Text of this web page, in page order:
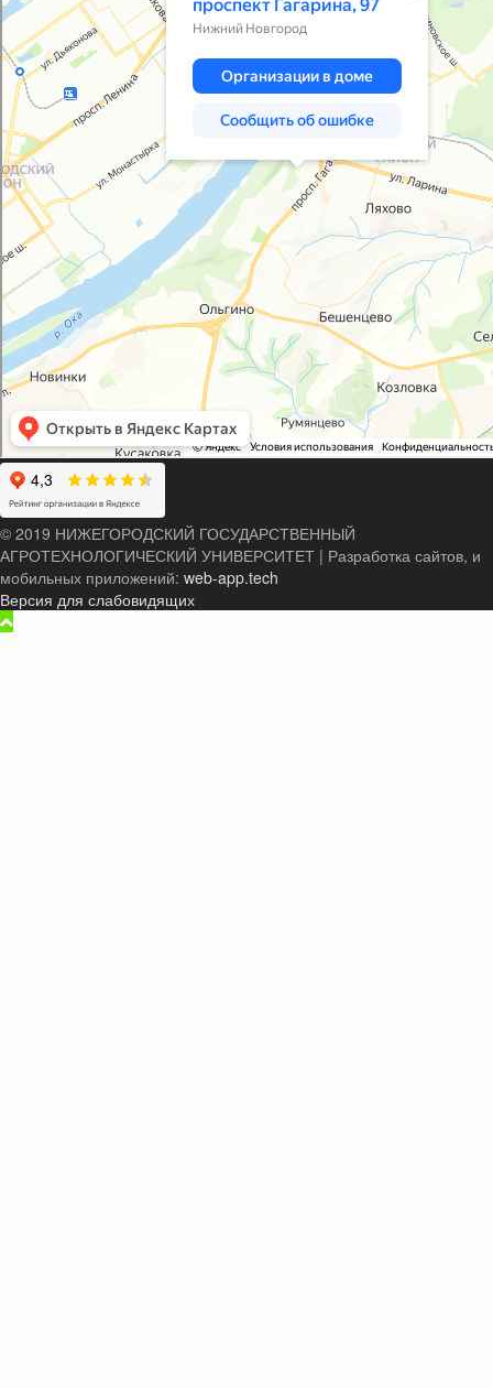
© 2019 НИЖЕГОРОДСКИЙ ГОСУДАРСТВЕННЫЙ
АГРОТЕХНОЛОГИЧЕСКИЙ УНИВЕРСИТЕТ | Разработка сайтов, и
мобильных приложений: web-app.tech
Версия для слабовидящих